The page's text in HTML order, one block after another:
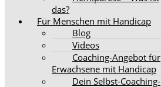
das?
Für Menschen mit Handicap
Blog
Videos
Coaching-Angebot für
Erwachsene mit Handicap
Dein Selbst-Coaching-